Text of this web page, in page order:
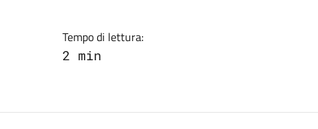
Tempo di lettura:
2 min